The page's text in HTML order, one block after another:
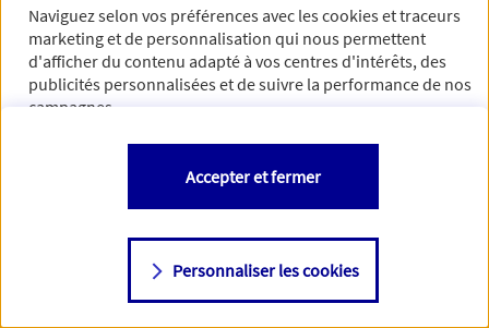
Naviguez selon vos préférences avec lescookies et traceurs
marketing et de personnalisation qui nous permettent
d'afficher du contenu adapté à vos centres d'intérêts, des
publicités personnalisées et de suivre la performance de nos
campagnes.
Vous êtes libre de les accepter, de les refuser comme de
changer d'avis à tout moment en allant sur
Consulter notre politique decookies
Personnaliser les cookies
Accepter et fermer